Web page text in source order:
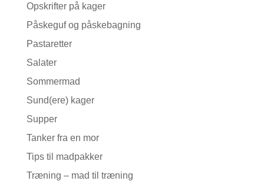
Opskrifter på kager
Påskeguf og påskebagning
Pastaretter
Salater
Sommermad
Sund(ere) kager
Supper
Tanker fra en mor
Tips til madpakker
Træning – mad til træning